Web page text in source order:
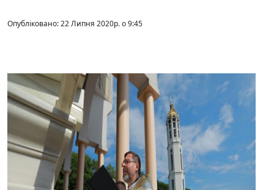
Опубліковано: 22 Липня 2020р. о 9:45